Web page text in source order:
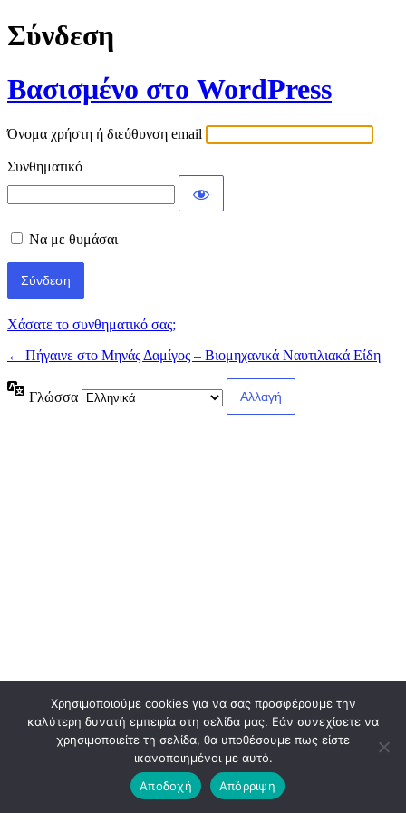
Σύνδεση
Βασισμένο στο WordPress
Όνομα χρήστη ή διεύθυνση email
Συνθηματικό
Να με θυμάσαι
Χάσατε το συνθηματικό σας;
← Πήγαινε στο Μηνάς Δαμίγος – Βιομηχανικά Ναυτιλιακά Είδη
Γλώσσα
Χρησιμοποιούμε cookies για να σας προσφέρουμε την
καλύτερη δυνατή εμπειρία στη σελίδα μας. Εάν συνεχίσετε να
χρησιμοποιείτε τη σελίδα, θα υποθέσουμε πως είστε
ικανοποιημένοι με αυτό.
Αποδοχή
Απόρριψη